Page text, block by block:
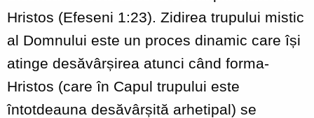
Hristos (Efeseni 1:23). Zidirea trupului mistic
al Domnului este un proces dinamic care își
atinge desăvârșirea atunci când forma-
Hristos (care în Capul trupului este
întotdeauna desăvârșită arhetipal) se